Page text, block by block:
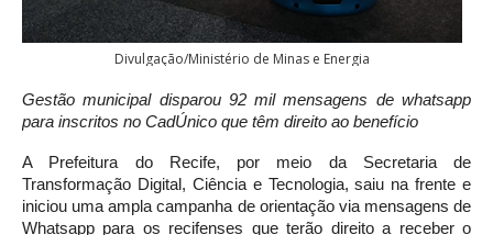
Divulgação/Ministério de Minas e Energia
Gestão municipal disparou 92 mil mensagens de whatsapp
para inscritos no CadÚnico que têm direito ao benefício
A Prefeitura do Recife, por meio da Secretaria de
Transformação Digital, Ciência e Tecnologia, saiu na frente e
iniciou uma ampla campanha de orientação via mensagens de
Whatsapp para os recifenses que terão direito a receber o